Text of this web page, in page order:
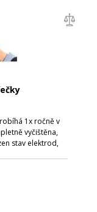
1x ročně v
vyčištěna,
stav elektrod,